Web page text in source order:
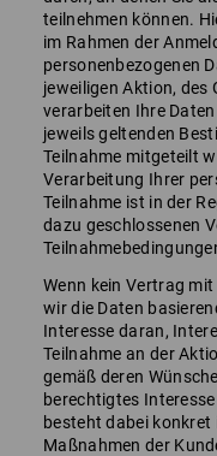
teilnehmen können.
im Rahmen der
personenbezogenen
jeweiligen Aktion, des
verarbeiten Ihre
jeweils geltenden
Teilnahme mitgeteilt
Verarbeitung Ihrer
Teilnahme ist in der
dazu geschlossenen
Wenn kein Vertrag
wir die Daten
Interesse daran,
Teilnahme an der
gemäß deren
berechtigtes
besteht dabei
Maßnahmen der